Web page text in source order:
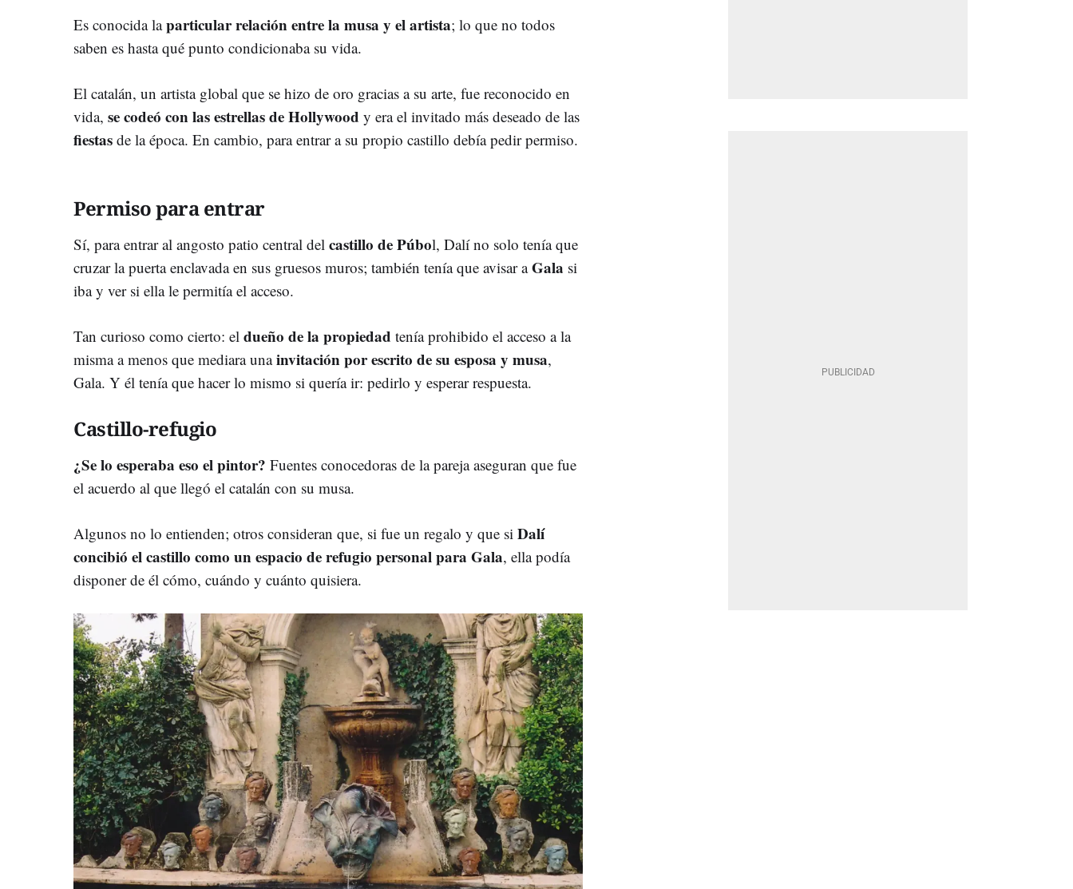
Es conocida laparticular relación entre la musa y el artista; lo que no todos
saben es hasta qué punto condicionaba su vida.
El catalán, un artista global que se hizo de oro gracias a su arte, fue reconocido en
vida, se codeó con las estrellas de Hollywood y era el invitado más deseado de las
fiestas de la época. En cambio, para entrar a su propio castillo debía pedir permiso.
Permiso para entrar
Sí, para entrar al angosto patio central del castillo de Púbol, Dalí no solo tenía que
cruzar la puerta enclavada en sus gruesos muros; también tenía que avisar aGala si
iba y ver si ella le permitía el acceso.
Tan curioso como cierto: el dueño de la propiedad tenía prohibido el acceso a la
misma a menos que mediara unainvitación por escrito de su esposa y musa,
Gala. Y él tenía que hacer lo mismo si quería ir: pedirlo y esperar respuesta.
Castillo-refugio
¿Se lo esperaba eso el pintor? Fuentes conocedoras de la pareja aseguran que fue
el acuerdo al que llegó el catalán con su musa.
Algunos no lo entienden; otros consideran que, si fue un regalo y que si Dalí
concibió el castillo como un espacio de refugio personal para Gala, ella podía
disponer de él cómo, cuándo y cuánto quisiera.